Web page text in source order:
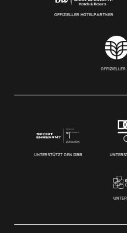
OFFIZIELLER HOTELPARTNER
UNTERSTÜTZT DEN DBB